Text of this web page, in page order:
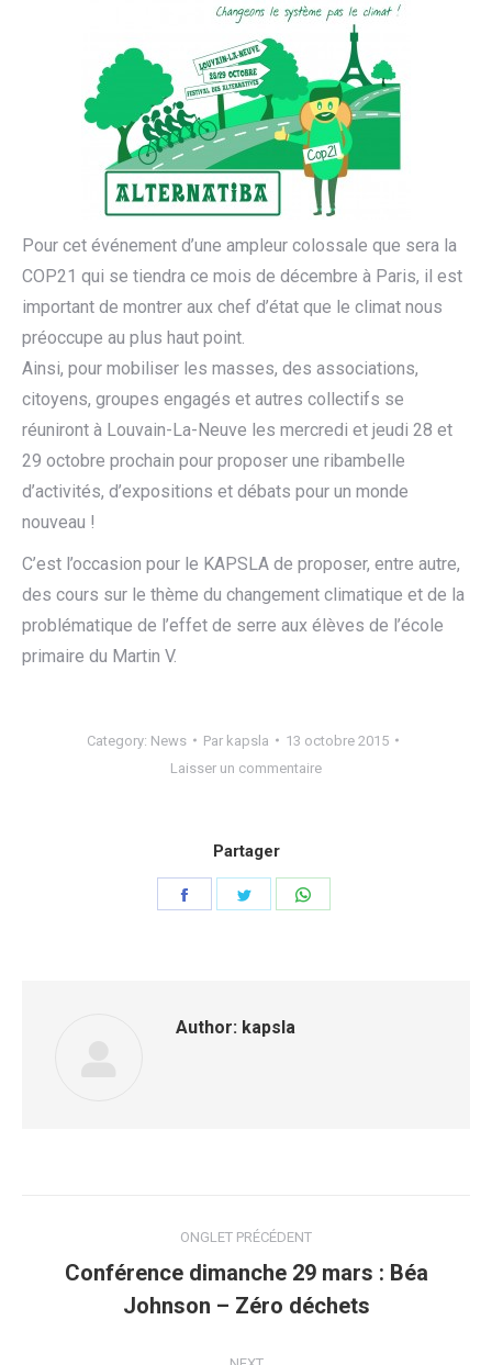
Pour cet événement d’une ampleur colossale que sera la
COP21 qui se tiendra ce mois de décembre à Paris, il est
important de montrer aux chef d’état que le climat nous
préoccupe au plus haut point.
Ainsi, pour mobiliser les masses, des associations,
citoyens, groupes engagés et autres collectifs se
réuniront à Louvain-La-Neuve les mercredi et jeudi 28 et
29 octobre prochain pour proposer une ribambelle
d’activités, d’expositions et débats pour un monde
nouveau !
C’est l’occasion pour le KAPSLA de proposer, entre autre,
des cours sur le thème du changement climatique et de la
problématique de l’effet de serre aux élèves de l’école
primaire du Martin V.
Category: News Par kapsla
13 octobre 2015
Laisser un commentaire
Partager
Author: kapsla
navigation
ONGLET PRÉCÉDENT
Previous
post:
Conférence dimanche 29 mars : Béa
Johnson – Zéro déchets